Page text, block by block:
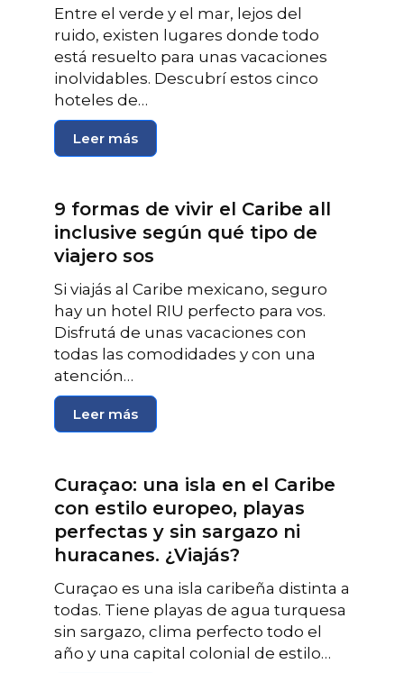
Entre el verde y el mar, lejos del
ruido, existen lugares donde todo
está resuelto para unas vacaciones
inolvidables. Descubrí estos cinco
hoteles de…
Leer más
9 formas de vivir el Caribe all
inclusive según qué tipo de
viajero sos
Si viajás al Caribe mexicano, seguro
hay un hotel RIU perfecto para vos.
Disfrutá de unas vacaciones con
todas las comodidades y con una
atención…
Leer más
Curaçao: una isla en el Caribe
con estilo europeo, playas
perfectas y sin sargazo ni
huracanes. ¿Viajás?
Curaçao es una isla caribeña distinta a
todas. Tiene playas de agua turquesa
sin sargazo, clima perfecto todo el
año y una capital colonial de estilo…